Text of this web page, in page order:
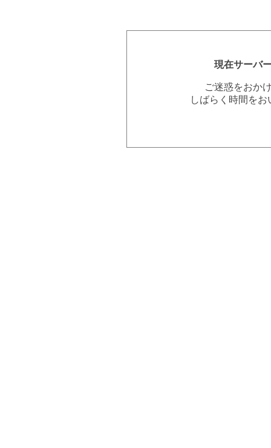
現在サーバ
ご迷惑をおか
しばらく時間を